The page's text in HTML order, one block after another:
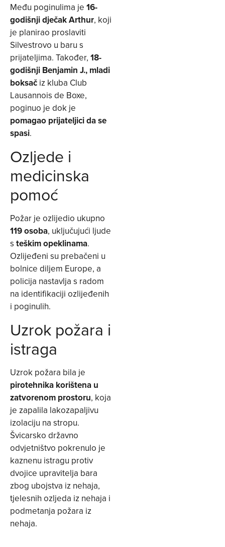
Među poginulima je 16-
godišnji dječak Arthur, koji
je planirao proslaviti
Silvestrovo u baru s
prijateljima. Također, 18-
godišnji Benjamin J., mladi
boksač iz kluba Club
Lausannois de Boxe,
poginuo je dok je
pomagao prijateljici da se
spasi.
Ozljede i
medicinska
pomoć
Požar je ozlijedio ukupno
119 osoba, uključujući ljude
s teškim opeklinama.
Ozlijeđeni su prebačeni u
bolnice diljem Europe, a
policija nastavlja s radom
na identifikaciji ozlijeđenih
i poginulih.
Uzrok požara i
istraga
Uzrok požara bila je
pirotehnika korištena u
zatvorenom prostoru, koja
je zapalila lakozapaljivu
izolaciju na stropu.
Švicarsko državno
odvjetništvo pokrenulo je
kaznenu istragu protiv
dvojice upravitelja bara
zbog ubojstva iz nehaja,
tjelesnih ozljeda iz nehaja i
podmetanja požara iz
nehaja.